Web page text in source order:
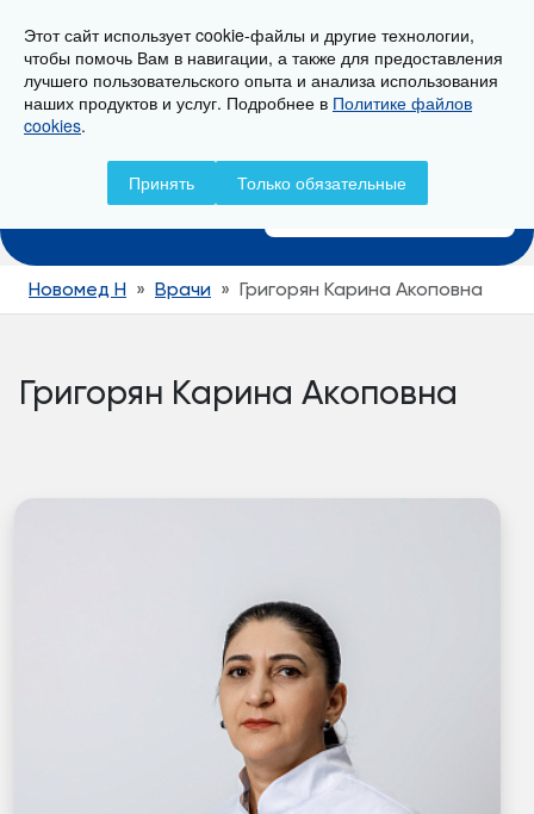
Этот сайт использует cookie-файлы и другие технологии,
чтобы помочь Вам в навигации, а также для предоставления
лучшего пользовательского опыта и анализа использования
наших продуктов и услуг. Подробнее в Политике файлов
cookies.
Принять Только обязательные
г. Новороссийск, ул. Пионерская, 23
+7 (8617) 797-157
Новомед Н Врачи Григорян Карина Акоповна
Григорян Карина Акоповна